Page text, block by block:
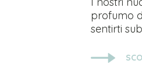
profumo
sentirti